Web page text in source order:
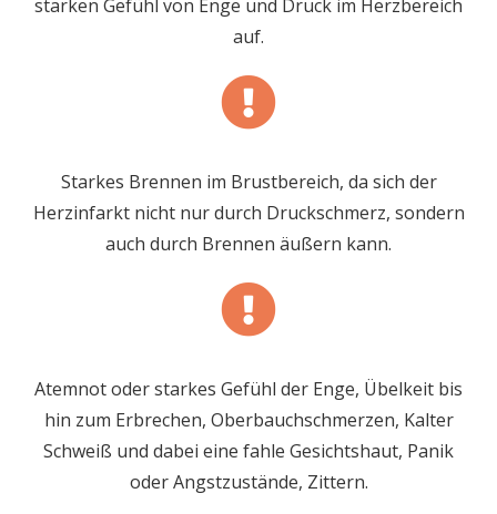
starken Gefühl von Enge und Druck im Herzbereich
auf.
Starkes Brennen im Brustbereich, da sich der
Herzinfarkt nicht nur durch Druckschmerz, sondern
auch durch Brennen äußern kann.
Atemnot oder starkes Gefühl der Enge, Übelkeit bis
hin zum Erbrechen, Oberbauchschmerzen, Kalter
Schweiß und dabei eine fahle Gesichtshaut, Panik
oder Angstzustände, Zittern.